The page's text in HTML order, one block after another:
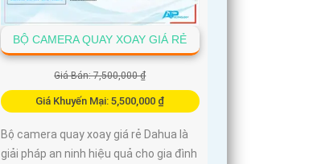
BỘ CAMERA QUAY XOAY GIÁ RẺ
Giá Bán: 7,500,000 ₫
Giá Khuyến Mại: 5,500,000 ₫
Bộ camera quay xoay giá rẻ Dahua là
giải pháp an ninh hiệu quả cho gia đình